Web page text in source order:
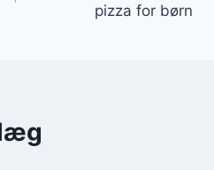
pizza for børn